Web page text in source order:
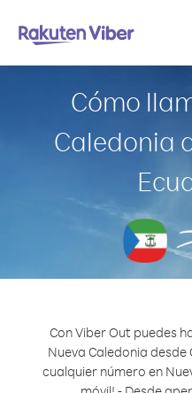
Cómo
Caledonia
Con Viber Out puedes
Nueva Caledonia
cualquier número en